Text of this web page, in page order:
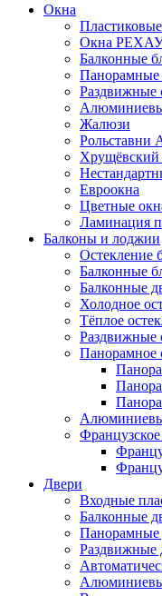
Окна
Окна
Балконные
Панорамные
Раздвижные
Жалюзи
Рольставни
Хрущёвский
Евроокна
Цветные
Ламинация
Балконы и лоджии
Остекление
Балконные
Балконные
Холодное
Тёплое
Раздвижные
Панорамное
Двери
Входные
Балконные
Панорамные
Раздвижные